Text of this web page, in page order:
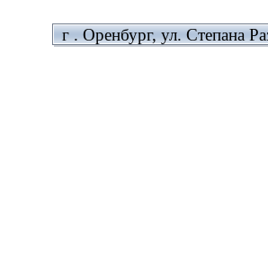
г . Оренбург, ул. Степана